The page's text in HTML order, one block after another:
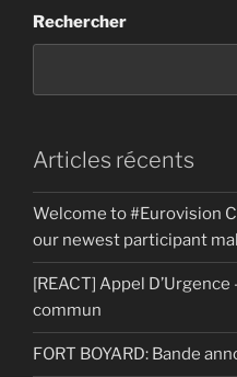
Rechercher
Articles récents
Welcome to #Eurovision
our newest participant
[REACT] Appel D’Urgence
commun
FORT BOYARD: Bande